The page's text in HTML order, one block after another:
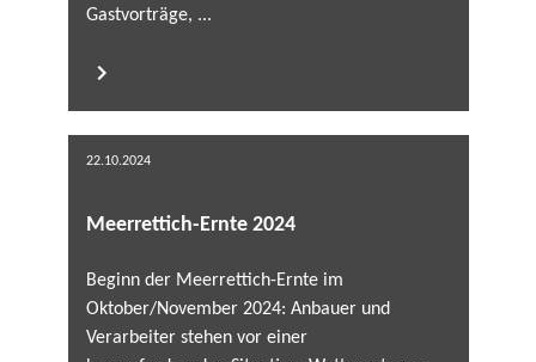
Gastvorträge, ...
22.10.2024
Meerrettich-Ernte 2024
Beginn der Meerrettich-Ernte im
Oktober/November 2024: Anbauer und
Verarbeiter stehen vor einer